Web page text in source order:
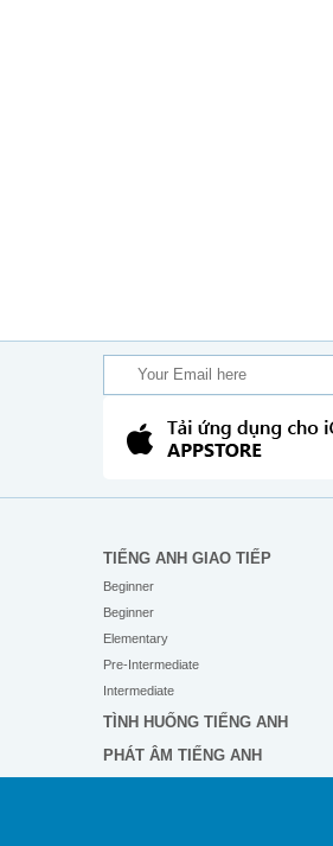
TIẾNG ANH GIAO TIẾP
Beginner
Beginner
Elementary
Pre-Intermediate
Intermediate
TÌNH HUỐNG TIẾNG ANH
PHÁT ÂM TIẾNG ANH